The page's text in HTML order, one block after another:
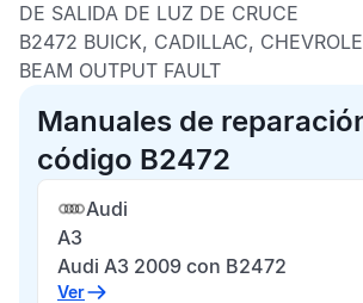
DE SALIDA DE LUZ DE CRUCE
B2472 BUICK, CADILLAC,
BEAM OUTPUT FAULT
Manuales de
código B2472
Audi
A3
Audi A3 2009 con B2472
Ver